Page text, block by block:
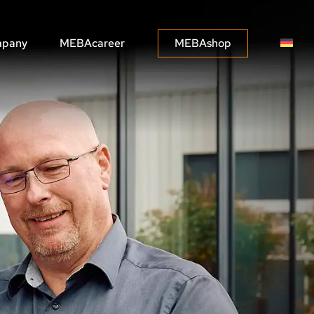
MEBASOLUTIONS
MEBA CONNECT
MEBAcareer MEBAshop